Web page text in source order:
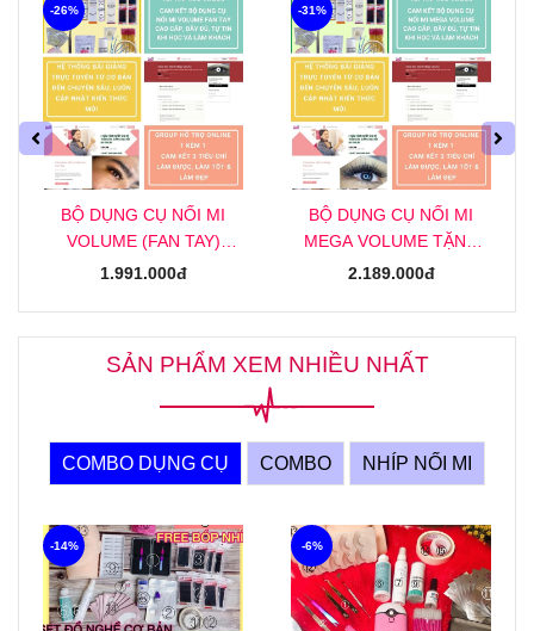
BỘ DỤNG CỤ NỐI MI
VOLUME (FAN TAY)
TẶNG KHOÁ HỌC NỐI MI
ONLINE
1.991.000đ
-26%
BỘ DỤNG CỤ NỐI MI
MEGA VOLUME TẶNG
KHOÁ HỌC NỐI MI MEGA
2.189.000đ
-31%
SẢN PHẨM XEM NHIỀU NHẤT
COMBO DỤNG CỤ COMBO NHÍP NỐI MI
-14% -6%